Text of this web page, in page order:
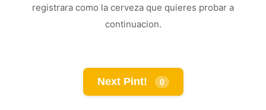
registrara como la cerveza que quieres probar a
continuacion.
Next Pint! 0